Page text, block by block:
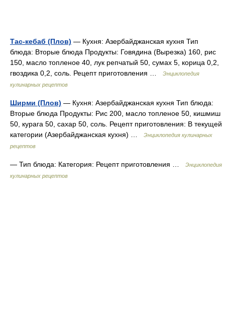
Тас-кебаб (Плов) — Кухня: Азербайджанская кухня Тип
блюда: Вторые блюда Продукты: Говядина (Вырезка) 160, рис
150, масло топленое 40, лук репчатый 50, сумах 5, корица 0,2,
гвоздика 0,2, соль. Рецепт приготовления …
Энциклопедия
кулинарных рецептов
Ширми (Плов) — Кухня: Азербайджанская кухня Тип блюда:
Вторые блюда Продукты: Рис 200, масло топленое 50, кишмиш
50, курага 50, сахар 50, соль. Рецепт приготовления: В текущей
категории (Азербайджанская кухня) …
Энциклопедия кулинарных
рецептов
— Тип блюда: Категория: Рецепт приготовления …
Энциклопедия
кулинарных рецептов